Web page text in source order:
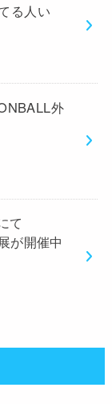
る人い
外
て
が開催中